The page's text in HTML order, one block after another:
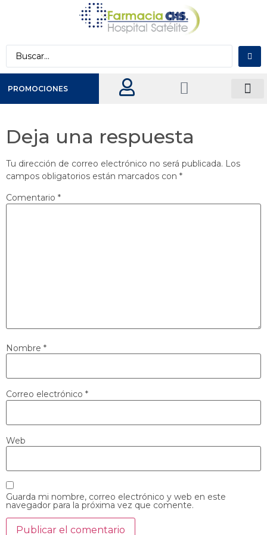
PROMOCIONES
Deja una respuesta
Tu dirección de correo electrónico no será publicada. Los
campos obligatorios están marcados con *
Comentario *
Nombre *
Correo electrónico *
Web
Guarda mi nombre, correo electrónico y web en este
navegador para la próxima vez que comente.